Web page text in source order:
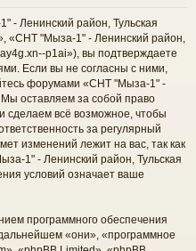
Ленинский район, Тульская
«СНТ "Мыза-1" - Ленинский район,
p1ai»), вы подтверждаете
Если вы не согласны с ними,
форумами «СНТ "Мыза-1" -
Мы оставляем за собой право
сделаем всё возможное, чтобы
за регулярный
изменений лежит на вас, так как
1" - Ленинский район, Тульская
условий означает ваше
программного обеспечения
«они», «программное